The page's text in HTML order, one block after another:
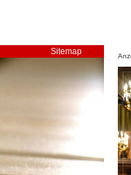
Sitemap